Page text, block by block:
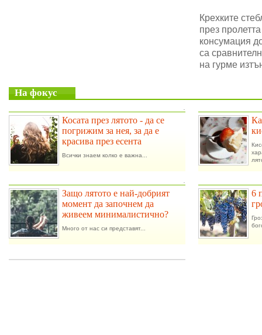
Крехките
през
консумация
са
на гурме
На фокус
Косата през лятото - да се
погрижим за нея, за да е
красива през есента
Всички знаем колко е важна...
Защо лятото е най-добрият
момент да започнем да
живеем минималистично?
Много от нас си представят...
6